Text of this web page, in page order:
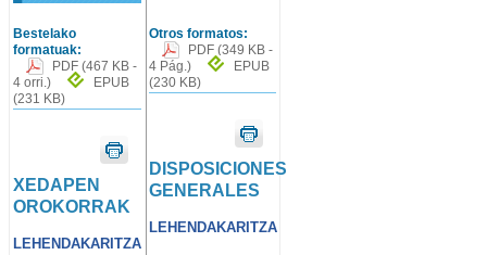
Bestelako
formatuak:
PDF (467 KB -
4 orri.)
EPUB
(231 KB)
XEDAPEN
OROKORRAK
LEHENDAKARITZA
Otros formatos:
PDF (349 KB -
4 Pág.)
EPUB
(230 KB)
DISPOSICIONES
GENERALES
LEHENDAKARITZA